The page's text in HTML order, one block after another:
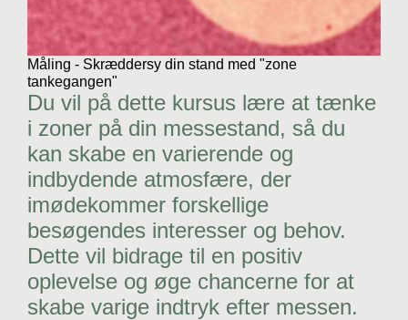
Måling - Skræddersy din stand med "zone
tankegangen"
Du vil på dette kursus lære at tænke
i zoner på din messestand, så du
kan skabe en varierende og
indbydende atmosfære, der
imødekommer forskellige
besøgendes interesser og behov.
Dette vil bidrage til en positiv
oplevelse og øge chancerne for at
skabe varige indtryk efter messen.